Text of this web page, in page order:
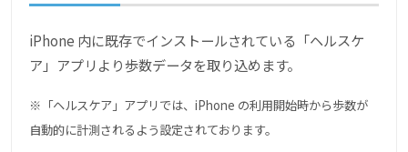
iPhone 内に既存でインストールされている「ヘルスケ
ア」アプリより歩数データを取り込めます。
※「ヘルスケア」アプリでは、iPhone の利用開始時から歩数が
自動的に計測されるよう設定されております。